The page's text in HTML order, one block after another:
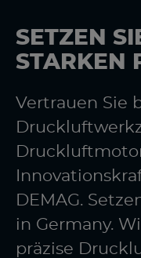
SETZEN
STARKEN
Vertrauen Sie
DEMAG.
in Germany.
präzise